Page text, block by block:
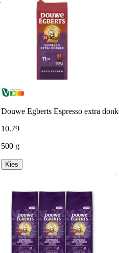
Douwe Egberts Espresso extra
10.79
500 g
Kies